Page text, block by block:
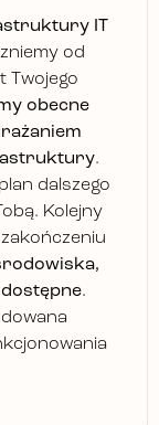
IT
od
Twojego
obecne
.
dalszego
Kolejny
.